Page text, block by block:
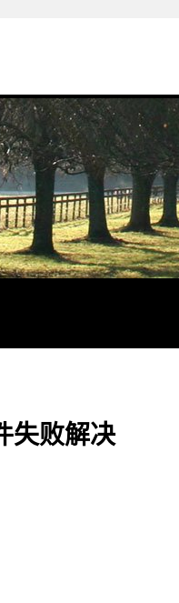
失败解决